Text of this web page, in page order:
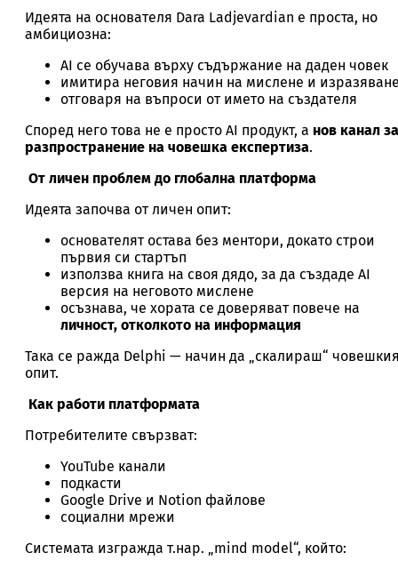
Идеята на основателя Dara Ladjevardian е проста, но
амбициозна:
AI се обучава върху съдържание на даден човек
имитира неговия начин на мислене и
отговаря на въпроси от името на създателя
Според него това не е просто AI продукт, а нов канал за
разпространение на човешка експертиза.
От личен проблем до глобална платформа
Идеята започва от личен опит:
основателят остава без ментори, докато строи
първия си стартъп
използва книга на своя дядо, за да създаде AI
версия на неговото мислене
осъзнава, че хората се доверяват повече на
личност, отколкото на информация
Така се ражда Delphi — начин да „скалираш“
опит.
Как работи платформата
Потребителите свързват:
YouTube канали
подкасти
Google Drive и Notion файлове
социални мрежи
Системата изгражда т.нар. „mind model“, който: